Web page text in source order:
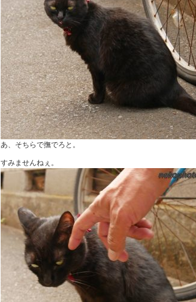
あ、そちらで撫でろと。
すみませんねぇ。